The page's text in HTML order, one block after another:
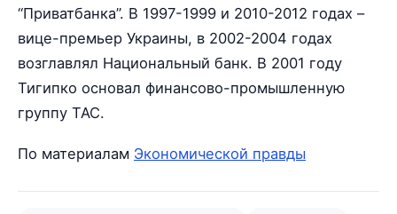
“Приватбанка”. В 1997-1999 и 2010-2012 годах –
вице-премьер Украины, в 2002-2004 годах
возглавлял Национальный банк. В 2001 году
Тигипко основал финансово-промышленную
группу ТАС.
По материалам Экономической правды